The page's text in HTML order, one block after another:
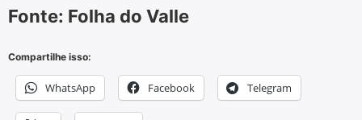
Fonte: Folha do Valle
Compartilhe isso:
WhatsApp Facebook Telegram